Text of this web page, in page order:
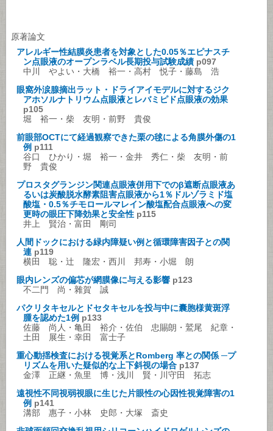
原著論文
アレルギー性結膜炎患者を対象とした0.05％エピナスチ
ン点眼液のオープンラベル長期投与試験成績 p097
中川 やよい・大橋 裕一・高村 悦子・藤島 浩
眼窩外涙腺摘出ラット・ドライアイモデルに対するジク
アホソルナトリウム点眼液とレバミピド点眼液の効果
p105
堀 裕一・柴 友明・前野 貴俊
前眼部OCTにて経過観察できた栗の毬による角膜外傷の1
例 p111
谷口 ひかり・堀 裕一・金井 秀仁・柴 友明・前
野 貴俊
プロスタグランジン関連点眼液併用下でのβ遮断点眼液あ
るいは炭酸脱水酵素阻害点眼液から1％ドルゾラミド塩
酸塩・0.5％チモロールマレイン酸塩配合点眼液への変
更時の眼圧下降効果と安全性 p115
井上 賢治・富田 剛司
人間ドックにおける緑内障疑い例と循環障害因子との関
連 p119
横田 聡・辻 隆宏・西川 邦寿・小堀 朗
眼内レンズの偏芯が網膜像に与える影響 p123
不二門 尚・雜賀 誠
パクリタキセルとドセタキセルを投与中に囊胞様黄斑浮
腫を認めた1例 p133
佐藤 尚人・亀田 裕介・佐伯 忠賜朗・鷲尾 紀章・
土田 展生・幸田 富士子
重心動揺検査における視覚系とRomberg 率との関係 ─プ
リズムを用いた疑似的な上下斜視の場合 p137
金澤 正継・魚里 博・浅川 賢・川守田 拓志
遠視性不同視弱視眼に生じた片眼性の心因性視覚障害の1
例 p141
溝部 惠子・小林 史郎・大塚 斎史